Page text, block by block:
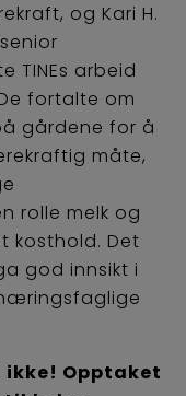
og Kari H.
TINEs arbeid
fortalte om
gårdene for å
måte,
rolle melk og
kosthold. Det
god innsikt i
Opptaket